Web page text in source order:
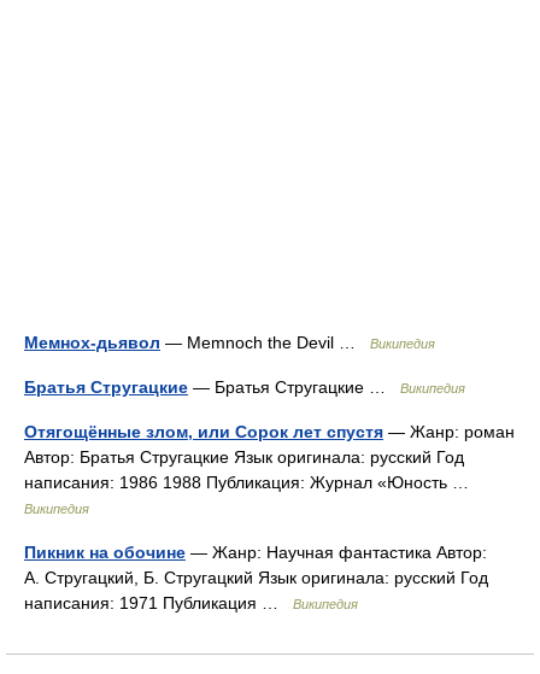
Мемнох-дьявол — Memnoch the Devil … Википедия
Братья Стругацкие — Братья Стругацкие … Википедия
Отягощённые злом, или Сорок лет спустя — Жанр: роман
Автор: Братья Стругацкие Язык оригинала: русский Год
написания: 1986 1988 Публикация: Журнал «Юность …
Википедия
Пикник на обочине — Жанр: Научная фантастика Автор:
А. Стругацкий, Б. Стругацкий Язык оригинала: русский Год
написания: 1971 Публикация …
Википедия